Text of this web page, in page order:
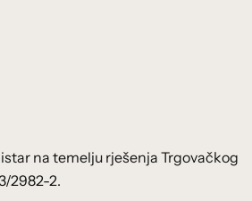
na temelju rješenja Trgovačkog
2982-2.